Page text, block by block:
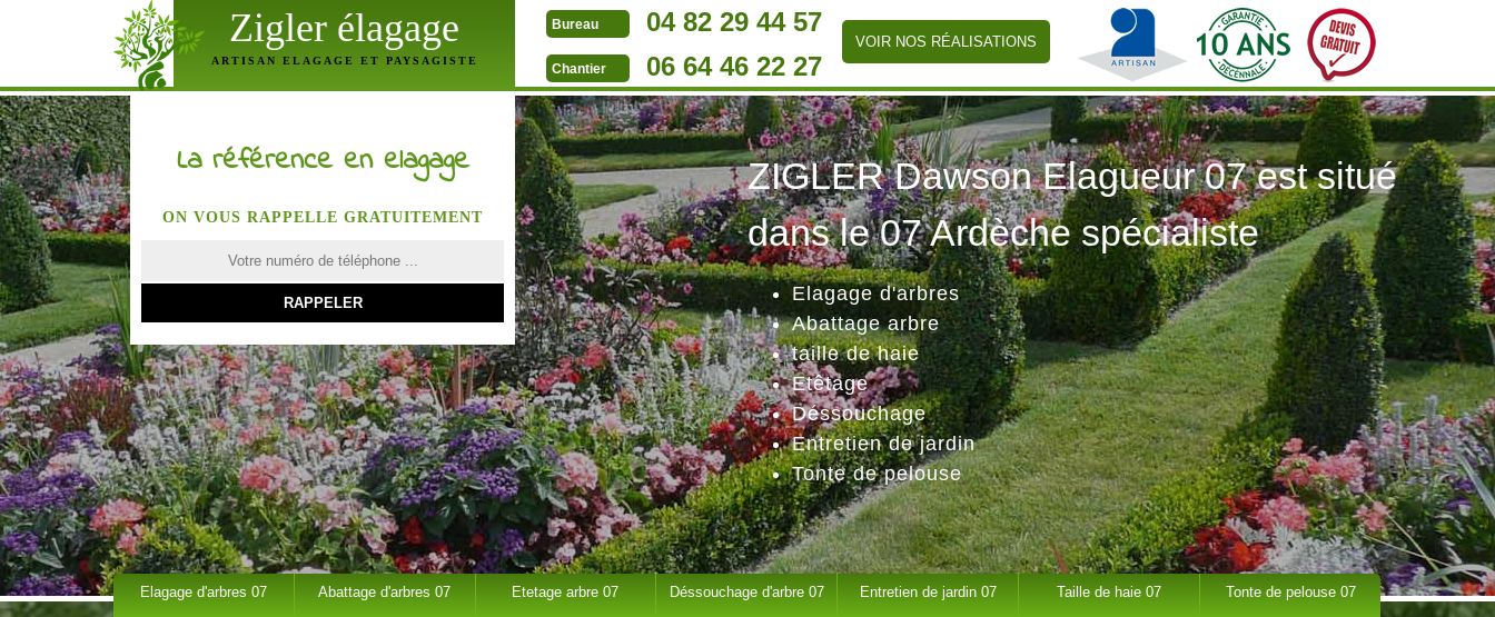
Zigler élagage
ARTISAN ELAGAGE ET PAYSAGISTE
Bureau 04 82 29 44 57
Chantier 06 64 46 22 27
VOIR NOS RÉALISATIONS
ZIGLER Dawson Elagueur 07 est situé
dans le 07 Ardèche spécialiste
Elagage d'arbres
Abattage arbre
taille de haie
Etêtage
Déssouchage
Entretien de jardin
Tonte de pelouse
La référence en elagage
ON VOUS RAPPELLE GRATUITEMENT
Elagage d'arbres 07 Abattage d'arbres 07 Etetage arbre 07 Déssouchage d'arbre 07 Entretien de jardin 07 Taille de haie 07 Tonte de pelouse 07